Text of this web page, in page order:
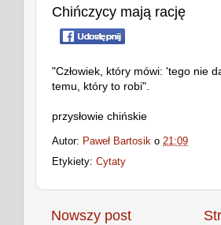
Chińczycy mają rację
"Człowiek, który mówi: 'tego nie
temu, który to robi".
przysłowie chińskie
Autor: Paweł Bartosik o 21:09
Etykiety: Cytaty
Nowszy post